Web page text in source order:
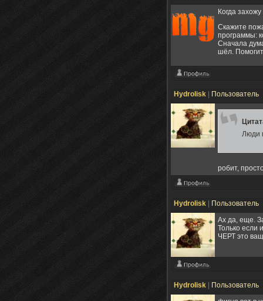
Когда
Скажите
программы:
Сначала
шёл.
Hydrolisk Пользователь
Люди
робит,
Hydrolisk Пользователь
Ах да, еще.
Только если
ЧЕРТ это
Hydrolisk Пользователь